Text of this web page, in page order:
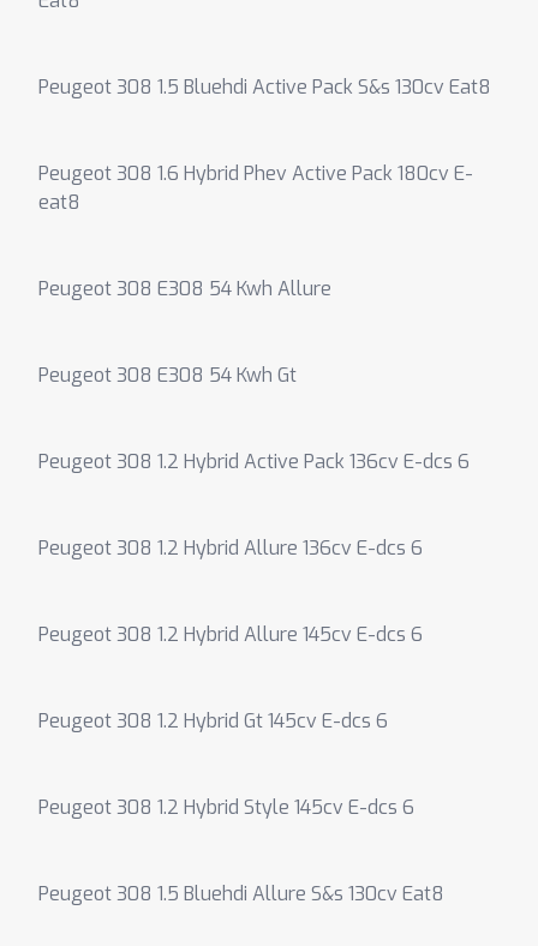
Peugeot 308 1.5 Bluehdi Active Pack S&s 130cv Eat8
Peugeot 308 1.6 Hybrid Phev Active Pack 180cv E-
eat8
Peugeot 308 E308 54 Kwh Allure
Peugeot 308 E308 54 Kwh Gt
Peugeot 308 1.2 Hybrid Active Pack 136cv E-dcs 6
Peugeot 308 1.2 Hybrid Allure 136cv E-dcs 6
Peugeot 308 1.2 Hybrid Allure 145cv E-dcs 6
Peugeot 308 1.2 Hybrid Gt 145cv E-dcs 6
Peugeot 308 1.2 Hybrid Style 145cv E-dcs 6
Peugeot 308 1.5 Bluehdi Allure S&s 130cv Eat8